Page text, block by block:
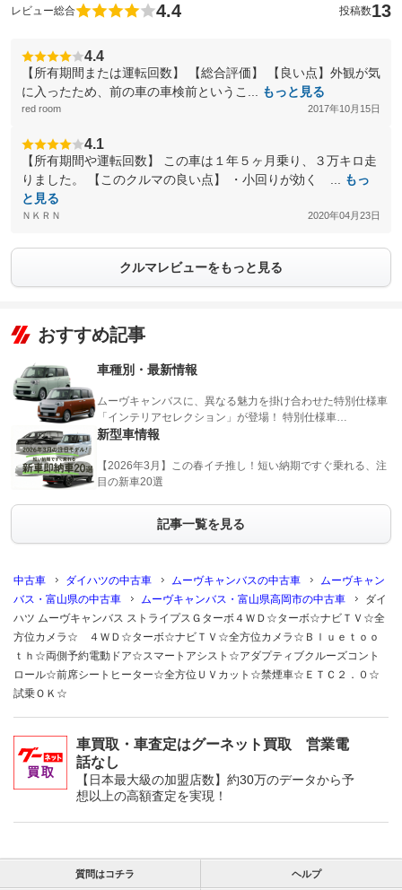
レビュー総合 4.4 投稿数13
4.4
【所有期間または運転回数】 【総合評価】 【良い点】外観が気
に入ったため、前の車の車検前というこ...
もっと見る
red room 2017年10月15日
4.1
【所有期間や運転回数】 この車は１年５ヶ月乗り、３万キロ走
りました。 【このクルマの良い点】 ・小回りが効く ...
もっ
と見る
ＮＫＲＮ 2020年04月23日
クルマレビューをもっと見る
おすすめ記事
車種別・最新情報
ムーヴキャンバスに、異なる魅力を掛け合わせた特別仕様車
「インテリアセレクション」が登場！ 特別仕様車…
新型車情報
【2026年3月】この春イチ推し！短い納期ですぐ乗れる、注
目の新車20選
記事一覧を見る
中古車 ダイハツの中古車 ムーヴキャンバスの中古車
ムーヴキャン
バス・富山県の中古車
ムーヴキャンバス・富山県高岡市の中古車
ダイ
ハツ ムーヴキャンバス ストライプスＧターボ４ＷＤ☆ターボ☆ナビＴＶ☆全
方位カメラ☆ ４ＷＤ☆ターボ☆ナビＴＶ☆全方位カメラ☆Ｂｌｕｅｔｏｏ
ｔｈ☆両側予約電動ドア☆スマートアシスト☆アダプティブクルーズコント
ロール☆前席シートヒーター☆全方位ＵＶカット☆禁煙車☆ＥＴＣ２．０☆
試乗ＯＫ☆
車買取・車査定はグーネット買取 営業電
話なし
【日本最大級の加盟店数】約30万のデータから予
想以上の高額査定を実現！
質問はコチラ ヘルプ